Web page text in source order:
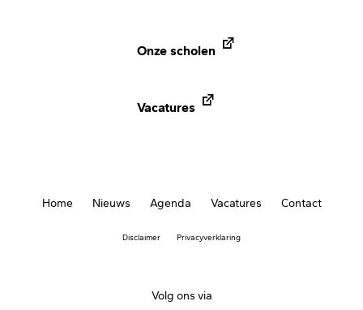
Onze scholen
Vacatures
Home Nieuws Agenda Vacatures Contact
Footer
Disclaimer Privacyverklaring
Volg ons via